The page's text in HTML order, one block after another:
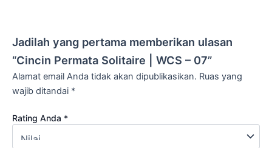
Jadilah yang pertama memberikan ulasan
“Cincin Permata Solitaire | WCS – 07”
Alamat email Anda tidak akan dipublikasikan. Ruas yang
wajib ditandai *
Rating Anda *